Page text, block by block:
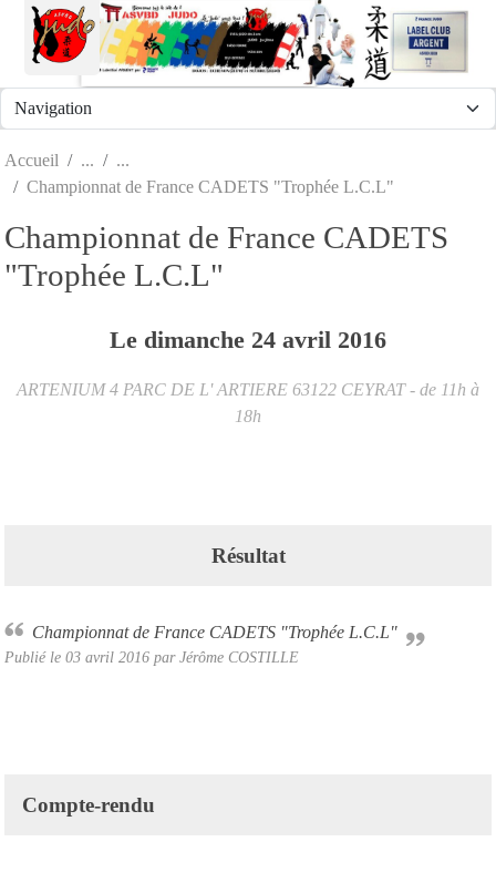
Accueil
Championnat de France CADETS "Trophée L.C.L"
Championnat de France CADETS
"Trophée L.C.L"
Le dimanche 24 avril 2016
ARTENIUM 4 PARC DE L' ARTIERE 63122 CEYRAT - de 11h à
18h
Résultat
Championnat de France CADETS "Trophée L.C.L"
Publié le 03 avril 2016 parJérôme COSTILLE
Compte-rendu
Panneau de gestion des cookies